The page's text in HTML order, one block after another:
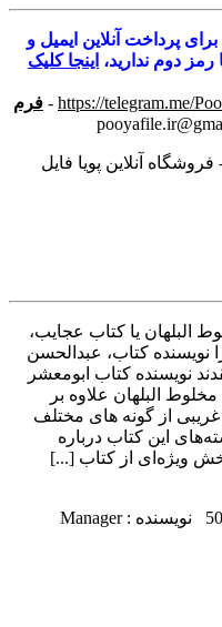
برای پرداخت آنلاین ایمیل و
دوم ندارید، اینجا کلیک
https://telegram.me/
- فرم
آنلاین پویا فایل
البلهان یا کتاب عجایب،
کتاب، عبدالحسن
نویسنده کتاب ابومعشر
البلهان علاوه بر
از گونه های مختلف
این کتاب درباره
ویژه‌ای از کتاب [...]
نویسنده : Manager